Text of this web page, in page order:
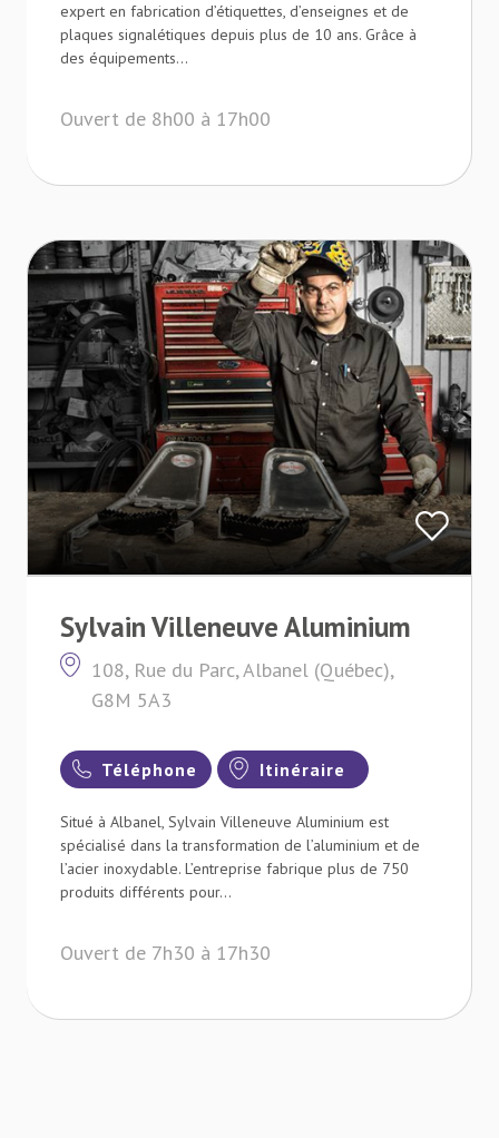
expert en fabrication d’étiquettes, d’enseignes et de
plaques signalétiques depuis plus de 10 ans. Grâce à
des équipements...
Ouvert de 8h00 à 17h00
Sylvain Villeneuve Aluminium
108, Rue du Parc, Albanel (Québec),
G8M 5A3
Téléphone Itinéraire
Situé à Albanel, Sylvain Villeneuve Aluminium est
spécialisé dans la transformation de l’aluminium et de
l’acier inoxydable. L’entreprise fabrique plus de 750
produits différents pour...
Ouvert de 7h30 à 17h30